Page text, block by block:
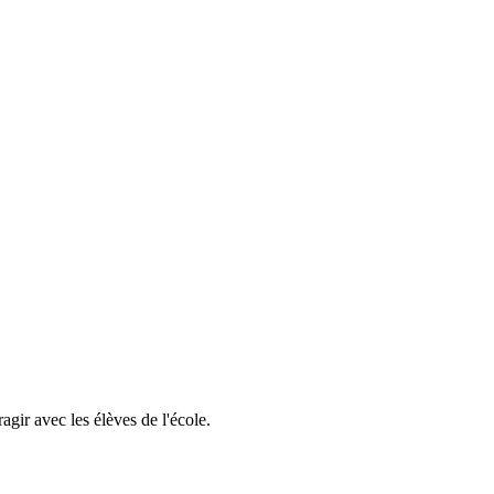
avec les élèves de l'école.